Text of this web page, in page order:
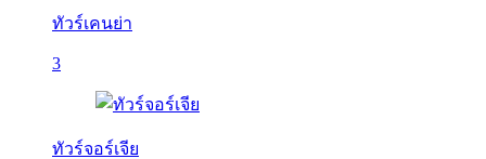
ทัวร์เคนย่า
3
ทัวร์จอร์เจีย